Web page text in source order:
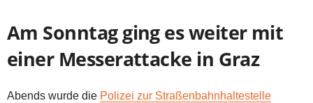
Am Sonntag ging es weiter mit
einer Messerattacke in Graz
Abends wurde die Polizei zur Straßenbahnhaltestelle